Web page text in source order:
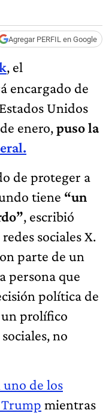
Agregar PERFIL en Google
, el
encargado de
Unidos
enero,puso la
de proteger a
tiene “un
, escribió
sociales X.
parte de un
persona que
política de
un prolífico
no
de los
Trump mientras